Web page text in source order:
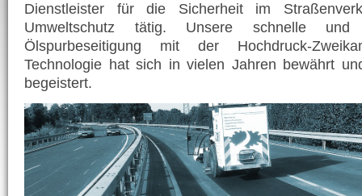
Dienstleister für die Sicherheit im
Umweltschutz tätig. Unsere schnelle und
Ölspurbeseitigung mit der Hochdruck-
Technologie hat sich in vielen Jahren bewährt
begeistert.